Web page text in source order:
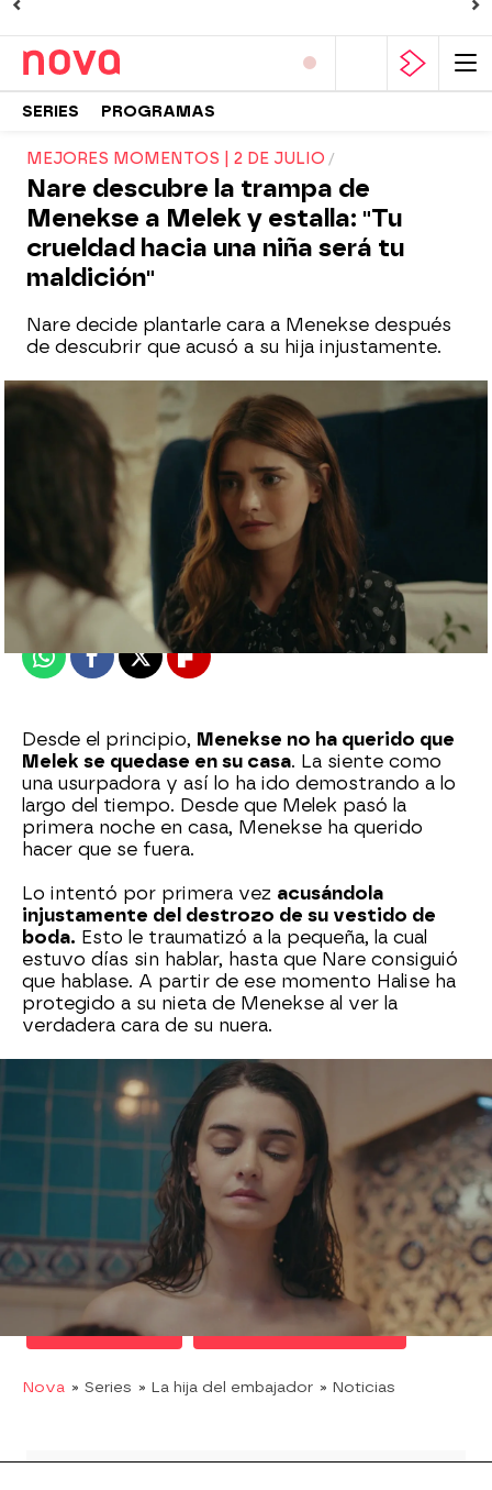
SERIES PROGRAMAS
MEJORES MOMENTOS | 2 DE JULIO
Nare descubre la trampa de
Menekse a Melek y estalla: "Tu
crueldad hacia una niña será tu
maldición"
Nare decide plantarle cara a Menekse después
de descubrir que acusó a su hija injustamente.
Almudena Carranza
Madrid
Publicado:03 de julio de 2022, 02:05
WhatsappFacebook
X Flipboard
Desde el principio, Menekse no ha querido que
Melek se quedase en su casa. La siente como
una usurpadora y así lo ha ido demostrando a lo
largo del tiempo. Desde que Melek pasó la
primera noche en casa, Menekse ha querido
hacer que se fuera.
Lo intentó por primera vez acusándola
injustamente del destrozo de su vestido de
boda. Esto le traumatizó a la pequeña, la cual
estuvo días sin hablar, hasta que Nare consiguió
que hablase. A partir de ese momento Halise ha
protegido a su nieta de Menekse al ver la
verdadera cara de su nuera.
Nare se entera de este hecho pero no quiere
que Menekse pierda el niño, por eso no la ataca.
Hasta que se entera de que ya ha pasado el
y que Sancar le ha pedido el divorcio.
Baja a la habitación de Menekse y estas son las
palabras que le reprocha.
Revive este momento en el video que
encabeza la noticia.
Neslihan Atagül Series turcas de Nova
Nova » Series » La hija del embajador » Noticias